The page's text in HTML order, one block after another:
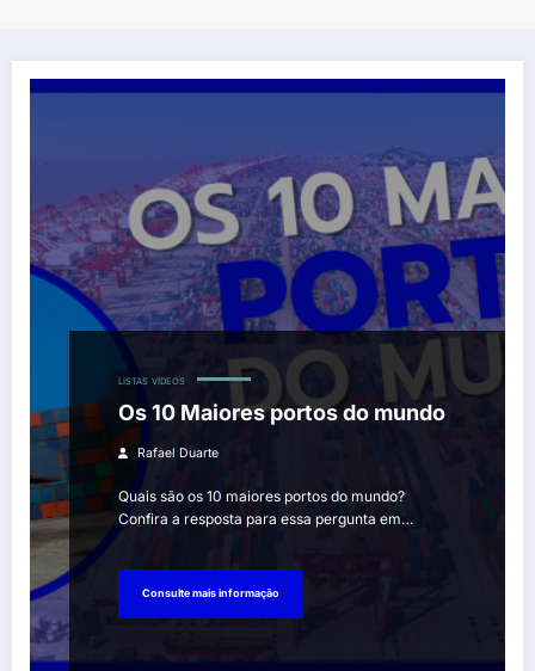
LISTAS VÍDEOS
Os 10 Maiores portos do mundo
Rafael Duarte
Quais são os 10 maiores portos do mundo?
Confira a resposta para essa pergunta em…
Consulte mais informação